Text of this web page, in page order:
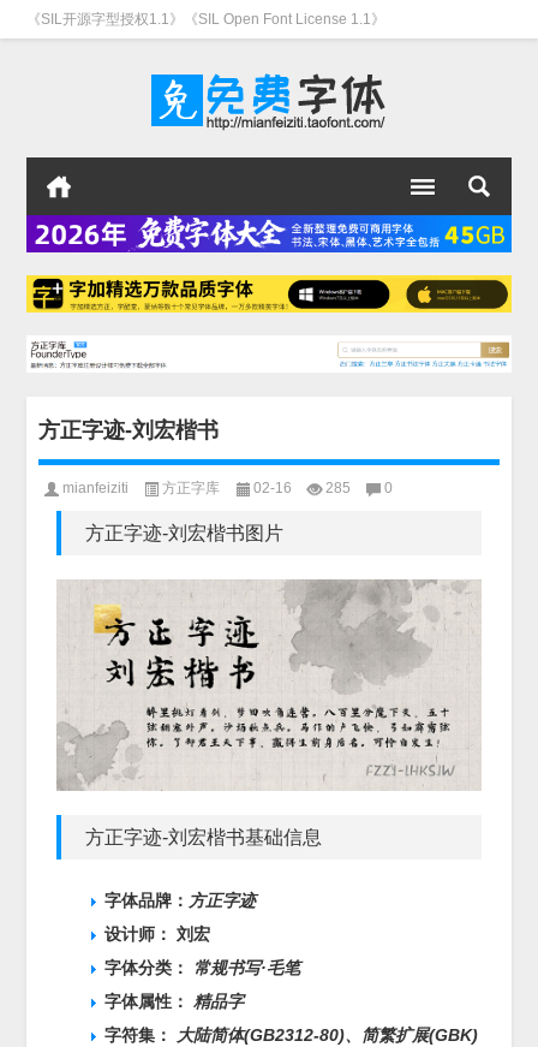
《SIL开源字型授权1.1》《SIL Open Font License 1.1》
方正字迹-刘宏楷书
mianfeiziti 方正字库 02-16 285 0
方正字迹-刘宏楷书图片
方正字迹-刘宏楷书基础信息
字体品牌： 方正字迹
设计师： 刘宏
字体分类：
常规书写·毛笔
字体属性：精品字
字符集：
大陆简体(GB2312-80)、
简繁扩展(GBK)